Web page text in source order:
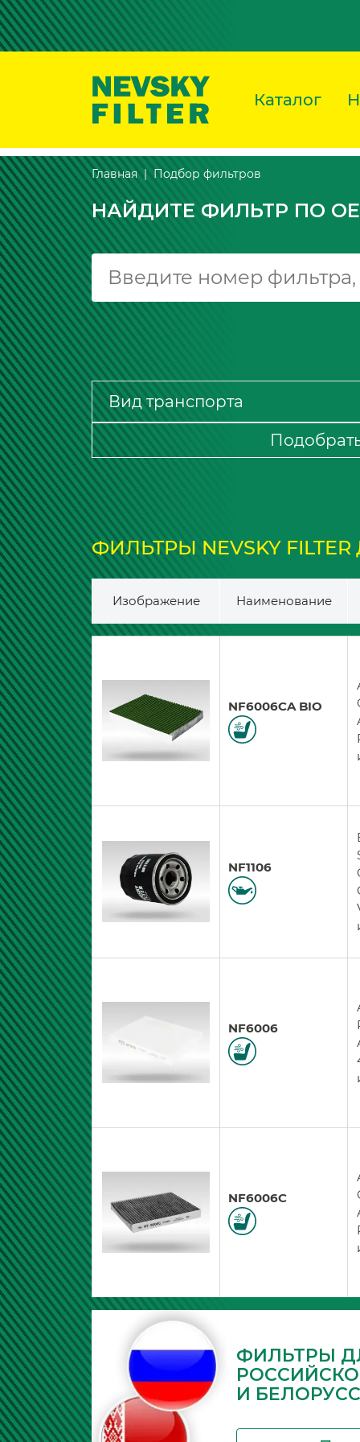
Каталог
Главная Подбор фильтров
НАЙДИТЕ ФИЛЬТР ПО
ФИЛЬТРЫ NEVSKY FILTER
Изображение Наименование
NF6006CA BIO
NF1106
NF6006
NF6006C
ФИЛЬТРЫ
И